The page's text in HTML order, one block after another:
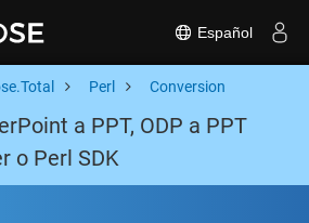
Español
Perl Conversion
a PPT, ODP a PPT
o Perl SDK